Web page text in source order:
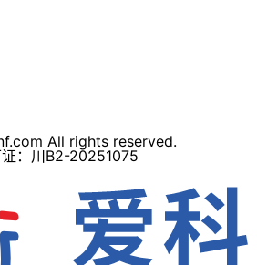
All rights reserved.
：川B2-20251075